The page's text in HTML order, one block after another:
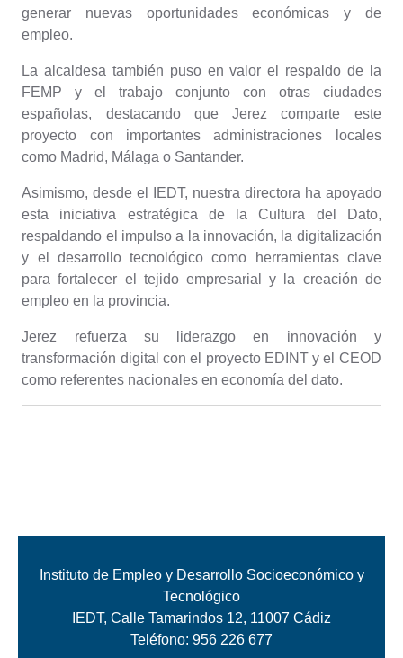
generar nuevas oportunidades económicas y de
empleo.
La alcaldesa también puso en valor el respaldo de la
FEMP y el trabajo conjunto con otras ciudades
españolas, destacando que Jerez comparte este
proyecto con importantes administraciones locales
como Madrid, Málaga o Santander.
Asimismo, desde el IEDT, nuestra directora ha apoyado
esta iniciativa estratégica de la Cultura del Dato,
respaldando el impulso a la innovación, la digitalización
y el desarrollo tecnológico como herramientas clave
para fortalecer el tejido empresarial y la creación de
empleo en la provincia.
Jerez refuerza su liderazgo en innovación y
transformación digital con el proyecto EDINT y el CEOD
como referentes nacionales en economía del dato.
Instituto de Empleo y Desarrollo Socioeconómico y
Tecnológico
IEDT, Calle Tamarindos 12, 11007 Cádiz
Teléfono: 956 226 677